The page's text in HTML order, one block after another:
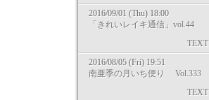
2016/09/01 (Thu) 18:00
「きれいレイキ通信」vol.44
TEXT
2016/08/05 (Fri) 19:51
南亜季の月いち便り Vol.333
TEXT